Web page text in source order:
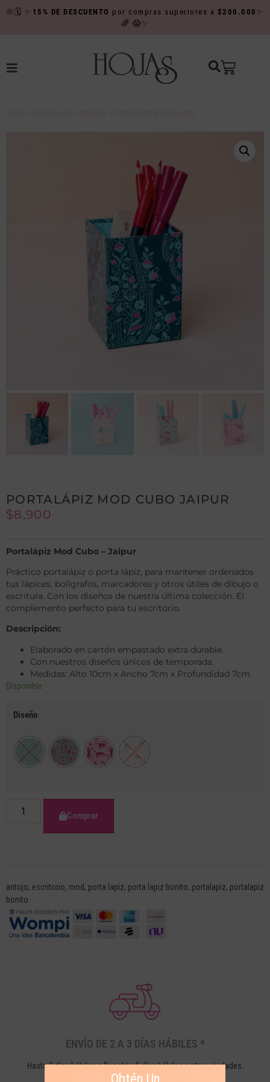
🌸 🗓️ ✨ 15% DE DESCUENTO por compras superiores a $200.000 ✨
🌈 😱✨
PORTALÁPIZ MOD CUBO JAIPUR
$8,900
Portalápiz Mod Cubo – Jaipur
Práctico portalápiz o porta lápiz, para mantener ordenados
tus lápices, bolígrafos, marcadores y otros útiles de dibujo o
escritura. Con los diseños de nuestra última colección. El
complemento perfecto para tu escritorio.
Descripción:
Elaborado en cartón empastado extra durable.
Con nuestros diseños únicos de temporada.
Medidas: Alto 10cm x Ancho 7cm x Profundidad 7cm
Disponible
Diseño
Comprar
antojo, escritorio, mod, porta lapiz, porta lapiz bonito, portalapiz, portalapiz
bonito
ENVÍO DE 2 A 3 DÍAS HÁBILES *
Hasta 3 días hábiles a Bogotá y 5 días hábiles a otras ciudades.